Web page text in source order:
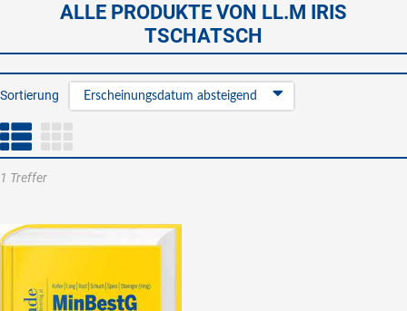
ALLE PRODUKTE VON LL.M IRIS
TSCHATSCH
Sortierung Erscheinungsdatum absteigend
1 Treffer